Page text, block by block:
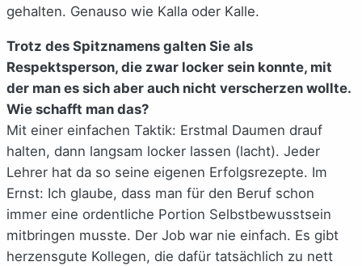
gehalten. Genauso wie Kalla oder Kalle.
Trotz des Spitznamens galten Sie als
Respektsperson, die zwar locker sein konnte, mit
der man es sich aber auch nicht verscherzen wollte.
Wie schafft man das?
Mit einer einfachen Taktik: Erstmal Daumen drauf
halten, dann langsam locker lassen (lacht). Jeder
Lehrer hat da so seine eigenen Erfolgsrezepte. Im
Ernst: Ich glaube, dass man für den Beruf schon
immer eine ordentliche Portion Selbstbewusstsein
mitbringen musste. Der Job war nie einfach. Es gibt
herzensgute Kollegen, die dafür tatsächlich zu nett